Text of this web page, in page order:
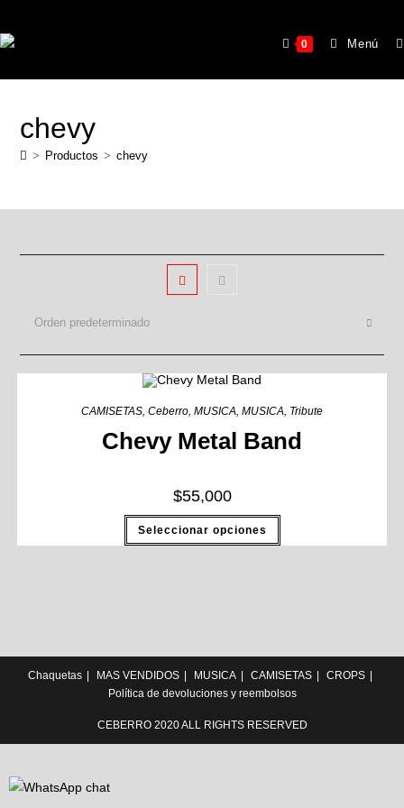
0 Menú
chevy
> Productos > chevy
Orden predeterminado
CAMISETAS, Ceberro, MUSICA, MUSICA, Tribute
Chevy Metal Band
$55,000
Seleccionar opciones
Chaquetas MAS VENDIDOS MUSICA CAMISETAS
CROPS
Política de devoluciones y reembolsos
CEBERRO 2020 ALL RIGHTS RESERVED